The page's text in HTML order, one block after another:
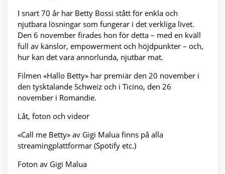
I snart 70 år har Betty Bossi stått för enkla och
njutbara lösningar som fungerar i det verkliga livet.
Den 6 november firades hon för detta – med en kväll
full av känslor, empowerment och höjdpunkter – och,
hur kan det vara annorlunda, njutbar mat.
Filmen «Hallo Betty» har premiär den 20 november i
den tysktalande Schweiz och i Ticino, den 26
november i Romandie.
Låt, foton och videor
«Call me Betty» av Gigi Malua finns på alla
streamingplattformar (Spotify etc.)
Foton av Gigi Malua